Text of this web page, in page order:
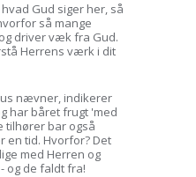
Gud siger her, så
så mange
driver væk fra Gud.
Herrens værk i dit
nævner, indikerer
har båret frugt 'med
tilhører bar også
en tid. Hvorfor? Det
med Herren og
og de faldt fra!